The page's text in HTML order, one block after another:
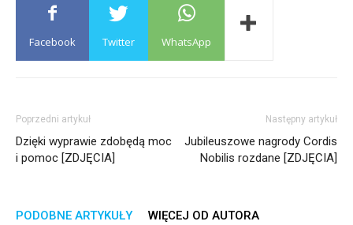
Facebook Twitter WhatsApp
Poprzedni artykuł
Dzięki wyprawie zdobędą moc
i pomoc [ZDJĘCIA]
Następny artykuł
Jubileuszowe nagrody Cordis
Nobilis rozdane [ZDJĘCIA]
PODOBNE ARTYKUŁY WIĘCEJ OD AUTORA